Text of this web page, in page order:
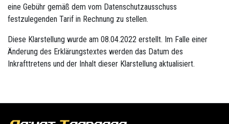
eine Gebühr gemäß dem vom Datenschutzausschuss
festzulegenden Tarif in Rechnung zu stellen.
Diese Klarstellung wurde am 08.04.2022 erstellt. Im Falle einer
Änderung des Erklärungstextes werden das Datum des
Inkrafttretens und der Inhalt dieser Klarstellung aktualisiert.